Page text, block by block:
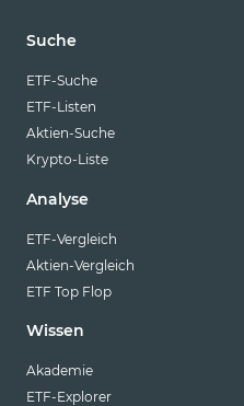
Suche
ETF-Suche
ETF-Listen
Aktien-Suche
Krypto-Liste
Analyse
ETF-Vergleich
Aktien-Vergleich
ETF Top Flop
Wissen
Akademie
ETF-Explorer